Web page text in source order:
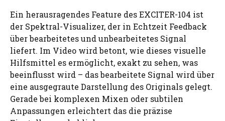
Ein herausragendes Feature des EXCITER-104 ist
der Spektral-Visualizer, der in Echtzeit Feedback
über bearbeitetes und unbearbeitetes Signal
liefert. Im Video wird betont, wie dieses visuelle
Hilfsmittel es ermöglicht, exakt zu sehen, was
beeinflusst wird – das bearbeitete Signal wird über
eine ausgegraute Darstellung des Originals gelegt.
Gerade bei komplexen Mixen oder subtilen
Anpassungen erleichtert das die präzise